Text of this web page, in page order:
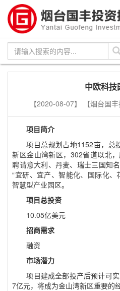
中欧科技
【2020-08-07】 【烟台国
项目简介
项目总规划占地1152亩，总
新区金山湾新区，302省道以北
聘请意大利、丹麦、瑞士三国知
“宜研、宜产、智能化、国际化
智慧型产业园区。
项目总投资
10.05亿美元
招商需求
融资
市场潜力
项目建成全部投产后预计可
7亿元，将成为金山湾新区重要的